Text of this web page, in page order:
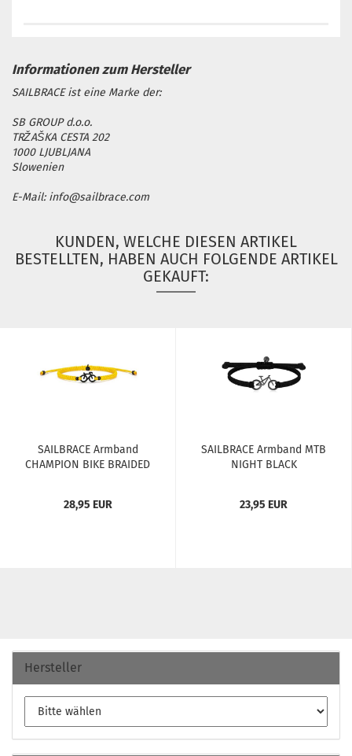
SAILBRACE ist eine Marke der:
SB GROUP d.o.o.
TRŽAŠKA CESTA 202
1000 LJUBLJANA
Slowenien
E-Mail: info@sailbrace.com
KUNDEN, WELCHE DIESEN ARTIKEL
BESTELLTEN, HABEN AUCH FOLGENDE ARTIKEL
GEKAUFT:
SAILBRACE Arm­band
CHAM­PION BIKE BRAI­DED
28,95 EUR
SAILBRACE Arm­band MTB
NIGHT BLACK
23,95 EUR
Hersteller